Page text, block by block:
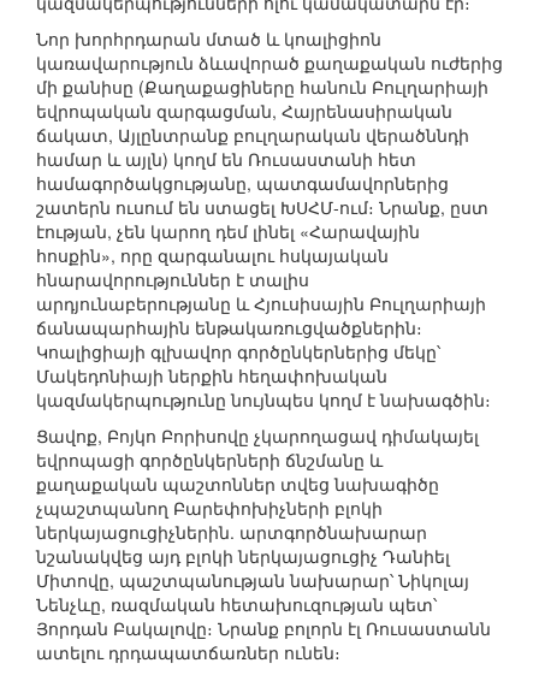
Նոր խորհրդարան մտած և կոալիցիոն
կառավարություն ձևավորած քաղաքական ուժերից
մի քանիսը (Քաղաքացիները հանուն Բուլղարիայի
եվրոպական զարգացման, Հայրենասիրական
ճակատ, Այլընտրանք բուլղարական վերածննդի
համար և այլն) կողմ են Ռուսաստանի հետ
համագործակցությանը, պատգամավորներից
շատերն ուսում են ստացել ԽՍՀՄ-ում։ Նրանք, ըստ
էության, չեն կարող դեմ լինել «Հարավային
հոսքին», որը զարգանալու հսկայական
հնարավորություններ է տալիս
արդյունաբերությանը և Հյուսիսային Բուլղարիայի
ճանապարհային ենթակառուցվածքներին։
Կոալիցիայի գլխավոր գործընկերներից մեկը՝
Մակեդոնիայի ներքին հեղափոխական
կազմակերպությունը նույնպես կողմ է նախագծին։
Ցավոք, Բոյկո Բորիսովը չկարողացավ դիմակայել
եվրոպացի գործընկերների ճնշմանը և
քաղաքական պաշտոններ տվեց նախագիծը
չպաշտպանող Բարեփոխիչների բլոկի
ներկայացուցիչներին. արտգործնախարար
նշանակվեց այդ բլոկի ներկայացուցիչ Դանիել
Միտովը, պաշտպանության նախարար՝ Նիկոլայ
Նենչևը, ռազմական հետախուզության պետ՝
Յորդան Բակալովը։ Նրանք բոլորն էլ Ռուսաստանն
ատելու դրդապատճառներ ունեն։